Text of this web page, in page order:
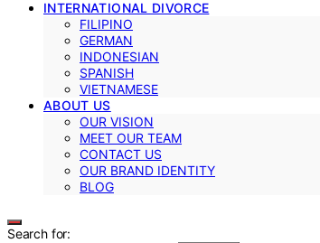
INTERNATIONAL DIVORCE
FILIPINO
GERMAN
INDONESIAN
SPANISH
VIETNAMESE
ABOUT US
OUR VISION
MEET OUR TEAM
CONTACT US
OUR BRAND IDENTITY
BLOG
Search for: